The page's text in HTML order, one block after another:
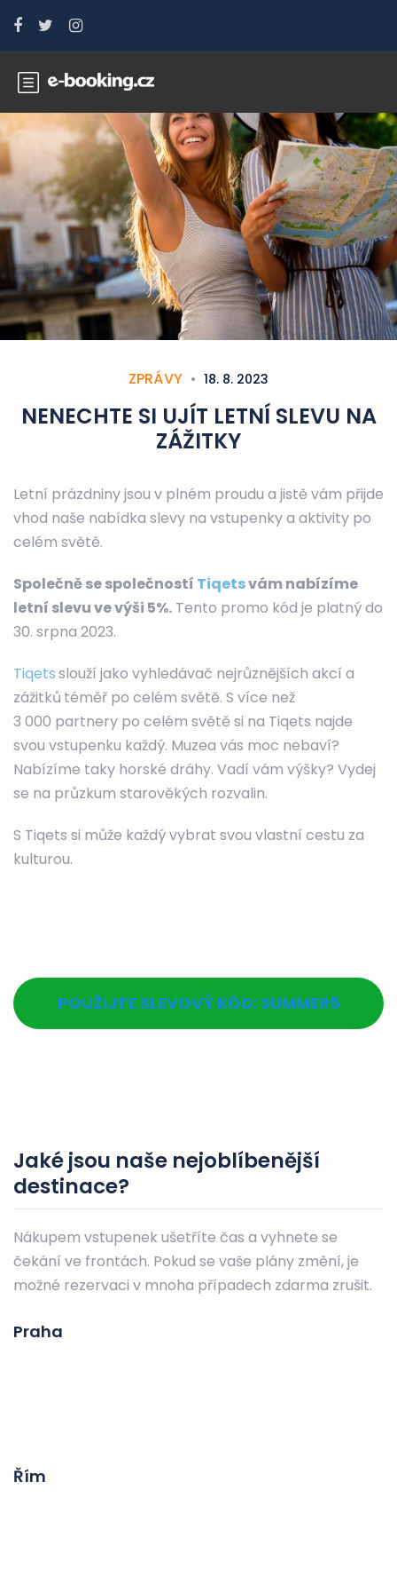
ZPRÁVY 18. 8. 2023
NENECHTE SI UJÍT LETNÍ SLEVU NA
ZÁŽITKY
Letní prázdniny jsou v plném proudu a jistě vám přijde
vhod naše nabídka slevy na vstupenky a aktivity po
celém světě.
Společně se společností Tiqetsvám nabízíme
letní slevu ve výši 5%. Tento promo kód je platný do
30. srpna 2023.
Tiqetsslouží jako vyhledávač nejrůznějších akcí a
zážitků téměř po celém světě. S více než
3 000 partnery po celém světě si na Tiqets najde
svou vstupenku každý. Muzea vás moc nebaví?
Nabízíme taky horské dráhy. Vadí vám výšky? Vydej
se na průzkum starověkých rozvalin.
S Tiqets si může každý vybrat svou vlastní cestu za
kulturou.
POUŽIJTE SLEVOVÝ KÓD: SUMMER5
Jaké jsou naše nejoblíbenější
destinace?
Nákupem vstupenek ušetříte čas a vyhnete se
čekání ve frontách. Pokud se vaše plány změní, je
možné rezervaci v mnoha případech zdarma zrušit.
Praha
Řím